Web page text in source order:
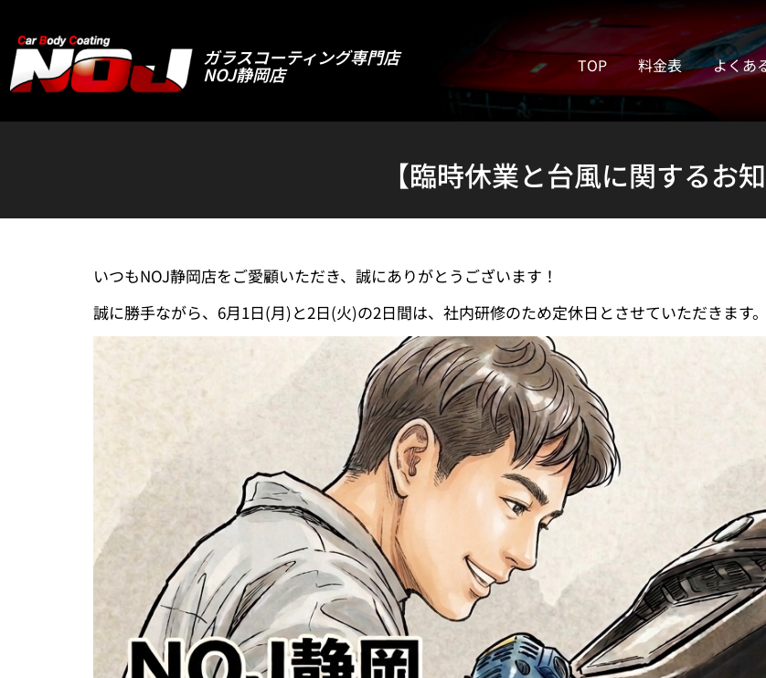
ガラスコーティング専門店
NOJ静岡店 TOP 料金表 よくあ
【臨時休業と台風に関するお知
いつもNOJ静岡店をご愛顧いただき、誠にありがとうございます！
誠に勝手ながら、6月1日(月)と2日(火)の2日間は、社内研修のため定休日とさせていただきます。